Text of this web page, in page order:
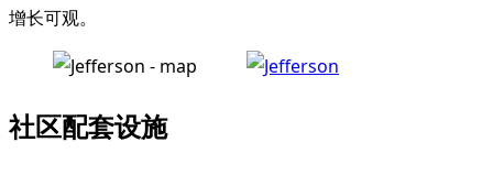
增长可观。
社区配套设施